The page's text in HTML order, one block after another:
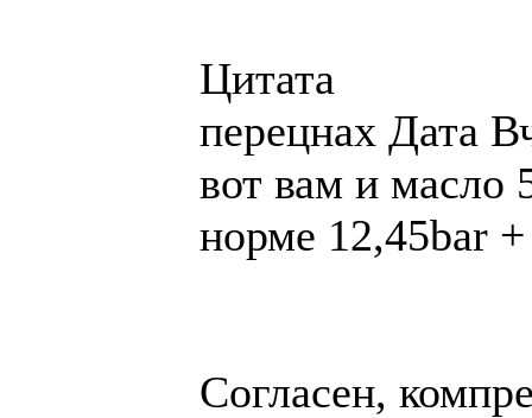
Цитата
перецнах Дата
вот вам и масло
норме 12,45bar
Согласен,